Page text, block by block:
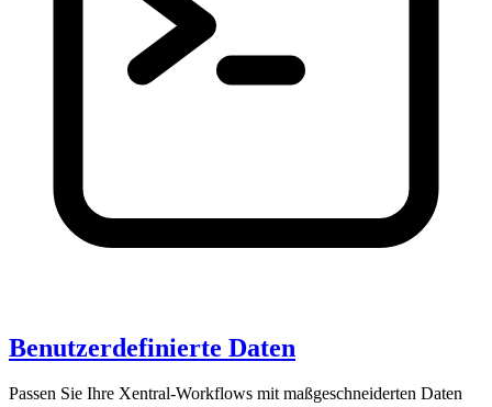
Benutzerdefinierte Daten
Passen Sie Ihre Xentral-Workflows mit maßgeschneiderten Daten